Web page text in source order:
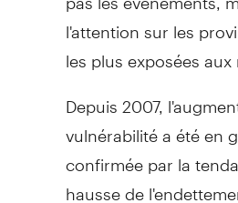
l'attention sur les
les plus exposées
Depuis 2007,
vulnérabilité a été en
confirmée par la
hausse de